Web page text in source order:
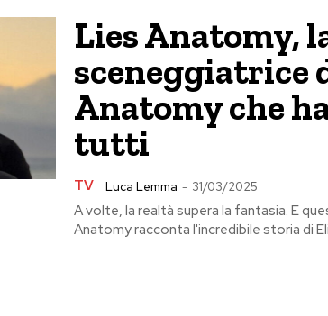
Lies Anatomy,
sceneggiatrice
Anatomy che
tutti
TV Luca Lemma - 31/03/2025
A volte, la realtà supera la fantasia. E
Anatomy racconta l'incredibile storia di